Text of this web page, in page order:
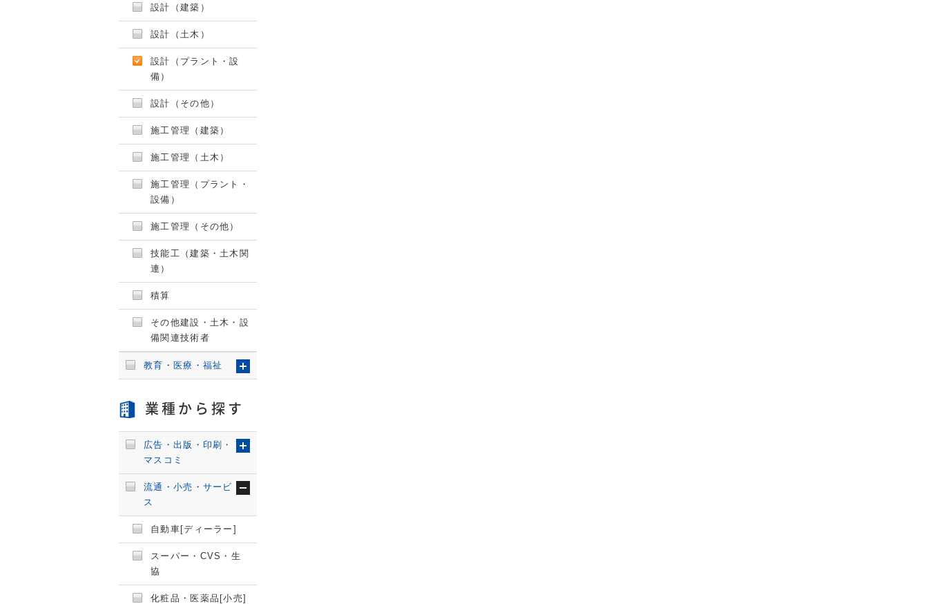
設計（建築）
設計（土木）
設計（プラント・設
備）
設計（その他）
施工管理（建築）
施工管理（土木）
施工管理（プラント・
設備）
施工管理（その他）
技能工（建築・土木関
連）
積算
その他建設・土木・設
備関連技術者
教育・医療・福祉
業種から探す
広告・出版・印刷・
マスコミ
流通・小売・サービ
ス
自動車[ディーラー]
スーパー・CVS・生
協
化粧品・医薬品[小売]